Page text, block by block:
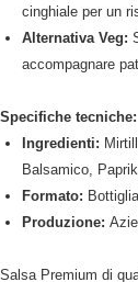
cinghiale per un
Alternativa Veg:
accompagnare
Specifiche tecniche:
Ingredienti:
Balsamico,
Formato:
Produzione:
Salsa Premium di